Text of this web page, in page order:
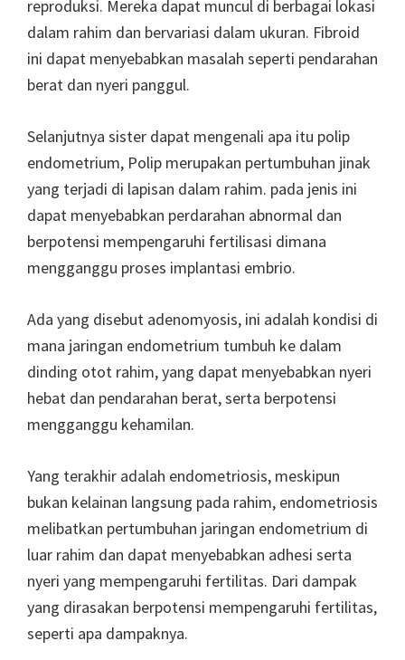
reproduksi. Mereka dapat muncul di berbagai lokasi
dalam rahim dan bervariasi dalam ukuran. Fibroid
ini dapat menyebabkan masalah seperti pendarahan
berat dan nyeri panggul.
Selanjutnya sister dapat mengenali apa itu polip
endometrium, Polip merupakan pertumbuhan jinak
yang terjadi di lapisan dalam rahim. pada jenis ini
dapat menyebabkan perdarahan abnormal dan
berpotensi mempengaruhi fertilisasi dimana
mengganggu proses implantasi embrio.
Ada yang disebut adenomyosis, ini adalah kondisi di
mana jaringan endometrium tumbuh ke dalam
dinding otot rahim, yang dapat menyebabkan nyeri
hebat dan pendarahan berat, serta berpotensi
mengganggu kehamilan.
Yang terakhir adalah endometriosis, meskipun
bukan kelainan langsung pada rahim, endometriosis
melibatkan pertumbuhan jaringan endometrium di
luar rahim dan dapat menyebabkan adhesi serta
nyeri yang mempengaruhi fertilitas. Dari dampak
yang dirasakan berpotensi mempengaruhi fertilitas,
seperti apa dampaknya.